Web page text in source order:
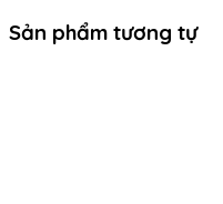
Sản phẩm tương tự